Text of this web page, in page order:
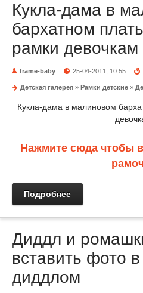
Кукла-дама в
бархатном
рамки девочкам
frame-baby 25-04-2011, 10:55
Детская галерея » Рамки детские »
Кукла-дама в малиновом
Нажмите сюда чтобы
Подробнее
Диддл и
вставить фото
диддлом